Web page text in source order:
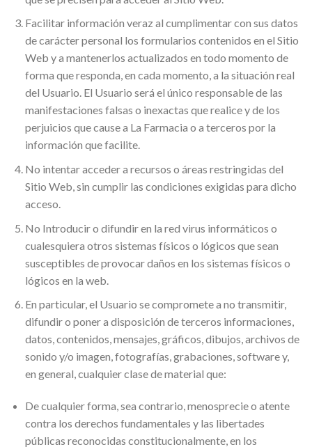
Facilitar información veraz al cumplimentar con sus datos
de carácter personal los formularios contenidos en el Sitio
Web y a mantenerlos actualizados en todo momento de
forma que responda, en cada momento, a la situación real
del Usuario. El Usuario será el único responsable de las
manifestaciones falsas o inexactas que realice y de los
perjuicios que cause a La Farmacia o a terceros por la
información que facilite.
No intentar acceder a recursos o áreas restringidas del
Sitio Web, sin cumplir las condiciones exigidas para dicho
acceso.
No Introducir o difundir en la red virus informáticos o
cualesquiera otros sistemas físicos o lógicos que sean
susceptibles de provocar daños en los sistemas físicos o
lógicos en la web.
En particular, el Usuario se compromete a no transmitir,
difundir o poner a disposición de terceros informaciones,
datos, contenidos, mensajes, gráficos, dibujos, archivos de
sonido y/o imagen, fotografías, grabaciones, software y,
en general, cualquier clase de material que:
De cualquier forma, sea contrario, menosprecie o atente
contra los derechos fundamentales y las libertades
públicas reconocidas constitucionalmente, en los